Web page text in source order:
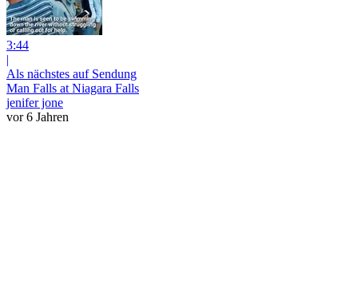
3:44
|
Als nächstes auf Sendung
Man Falls at Niagara Falls
jenifer jone
vor 6 Jahren